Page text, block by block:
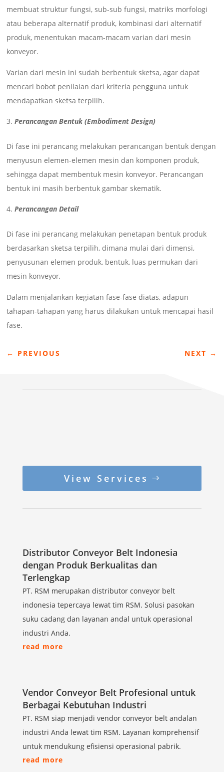
membuat struktur fungsi, sub-sub fungsi, matriks morfologi
atau beberapa alternatif produk, kombinasi dari alternatif
produk, menentukan macam-macam varian dari mesin
konveyor.
Varian dari mesin ini sudah berbentuk sketsa, agar dapat
mencari bobot penilaian dari kriteria pengguna untuk
mendapatkan sketsa terpilih.
Perancangan Bentuk (Embodiment Design)
Di fase ini perancang melakukan perancangan bentuk dengan
menyusun elemen-elemen mesin dan komponen produk,
sehingga dapat membentuk mesin konveyor. Perancangan
bentuk ini masih berbentuk gambar skematik.
Perancangan Detail
Di fase ini perancang melakukan penetapan bentuk produk
berdasarkan sketsa terpilih, dimana mulai dari dimensi,
penyusunan elemen produk, bentuk, luas permukan dari
mesin konveyor.
Dalam menjalankan kegiatan fase-fase diatas, adapun
tahapan-tahapan yang harus dilakukan untuk mencapai hasil
fase.
← PREVIOUS NEXT →
View Services
Distributor Conveyor Belt Indonesia
dengan Produk Berkualitas dan
Terlengkap
PT. RSM merupakan distributor conveyor belt
indonesia tepercaya lewat tim RSM. Solusi pasokan
suku cadang dan layanan andal untuk operasional
industri Anda.
read more
Vendor Conveyor Belt Profesional untuk
Berbagai Kebutuhan Industri
PT. RSM siap menjadi vendor conveyor belt andalan
industri Anda lewat tim RSM. Layanan komprehensif
untuk mendukung efisiensi operasional pabrik.
read more